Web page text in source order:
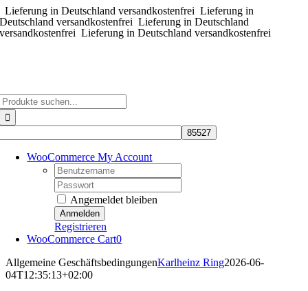
Zum
Inhalt
springen
Lieferung in Deutschland versandkostenfreiLieferung in
Deutschland versandkostenfrei Lieferung in Deutschland
versandkostenfreiLieferung in Deutschland versandkostenfrei
WooCommerce My Account
Username:
Password:
Angemeldet bleiben
Registrieren
WooCommerce Cart0
Allgemeine GeschäftsbedingungenKarlheinz Ring2026-06-
04T12:35:13+02:00